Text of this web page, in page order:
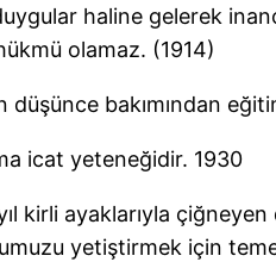
haline gelerek
olamaz. (1914)
bakımından
icat yeteneğidir. 1930
kirli ayaklarıyla
yetiştirmek için temel